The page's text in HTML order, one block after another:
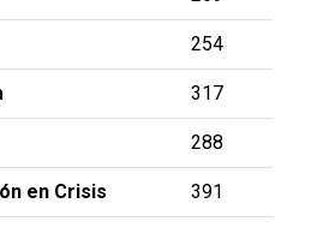
254
317
288
en Crisis 391